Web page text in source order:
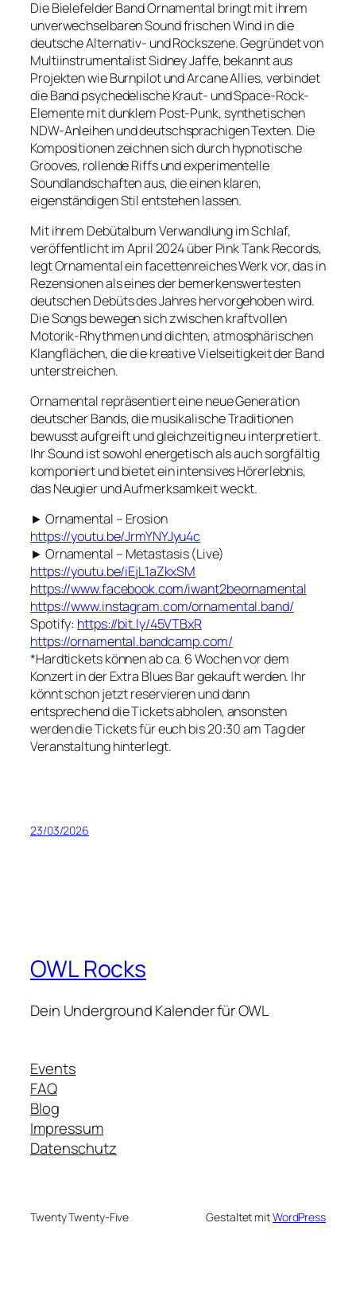
Die Bielefelder Band Ornamental bringt mit ihrem
unverwechselbaren Sound frischen Wind in die
deutsche Alternativ- und Rockszene. Gegründet von
Multiinstrumentalist Sidney Jaffe, bekannt aus
Projekten wie Burnpilot und Arcane Allies, verbindet
die Band psychedelische Kraut- und Space-Rock-
Elemente mit dunklem Post-Punk, synthetischen
NDW-Anleihen und deutschsprachigen Texten. Die
Kompositionen zeichnen sich durch hypnotische
Grooves, rollende Riffs und experimentelle
Soundlandschaften aus, die einen klaren,
eigenständigen Stil entstehen lassen.
Mit ihrem Debütalbum Verwandlung im Schlaf,
veröffentlicht im April 2024 über Pink Tank Records,
legt Ornamental ein facettenreiches Werk vor, das in
Rezensionen als eines der bemerkenswertesten
deutschen Debüts des Jahres hervorgehoben wird.
Die Songs bewegen sich zwischen kraftvollen
Motorik-Rhythmen und dichten, atmosphärischen
Klangflächen, die die kreative Vielseitigkeit der Band
unterstreichen.
Ornamental repräsentiert eine neue Generation
deutscher Bands, die musikalische Traditionen
bewusst aufgreift und gleichzeitig neu interpretiert.
Ihr Sound ist sowohl energetisch als auch sorgfältig
komponiert und bietet ein intensives Hörerlebnis,
das Neugier und Aufmerksamkeit weckt.
► Ornamental – Erosion
https://youtu.be/JrmYNYJyu4c
► Ornamental – Metastasis (Live)
https://youtu.be/iEjL1aZkxSM
https://www.facebook.com/iwant2beornamental
https://www.instagram.com/ornamental.band/
Spotify: https://bit.ly/45VTBxR
https://ornamental.bandcamp.com/
*Hardtickets können ab ca. 6 Wochen vor dem
Konzert in der Extra Blues Bar gekauft werden. Ihr
könnt schon jetzt reservieren und dann
entsprechend die Tickets abholen, ansonsten
werden die Tickets für euch bis 20:30 am Tag der
Veranstaltung hinterlegt.
23/03/2026
OWL Rocks
Dein Underground Kalender für OWL
Events
FAQ
Blog
Impressum
Datenschutz
Twenty Twenty-Five Gestaltet mitWordPress